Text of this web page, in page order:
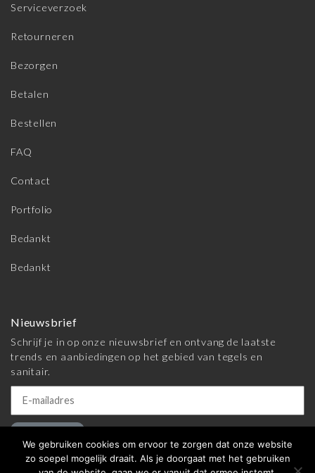
Serviceverzoek
Retourneren
Bezorgen
Betalen
Bestellen
FAQ
Contact
Portfolio
Bedankt
Bedankt
Nieuwsbrief
Schrijf je in op onze nieuwsbrief en ontvang de laatste
trends en aanbiedingen op het gebied van tegels en
sanitair.
We gebruiken cookies om ervoor te zorgen dat onze website
zo soepel mogelijk draait. Als je doorgaat met het gebruiken